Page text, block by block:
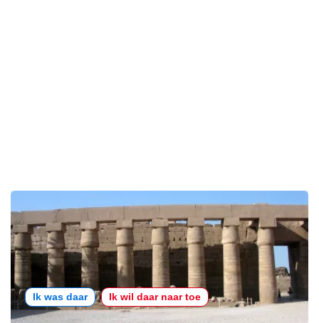
Ik was daar Ik wil daar naar toe